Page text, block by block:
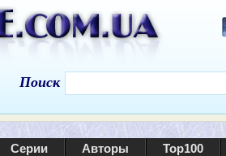
Поиск
Серии Авторы Top100